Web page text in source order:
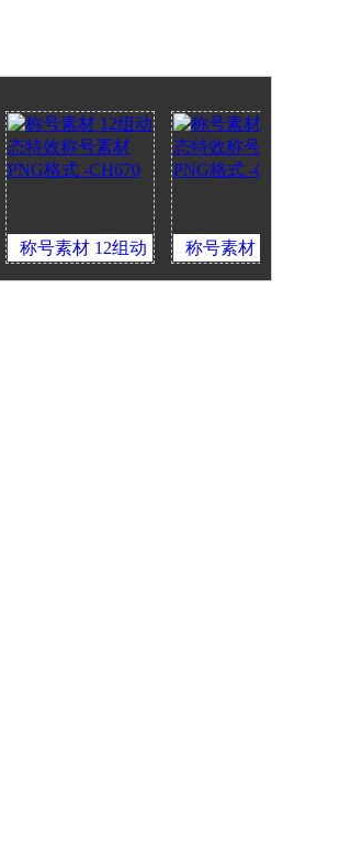
素材 12组动
效称号素材
称号素材 12组动
态特效称号素材